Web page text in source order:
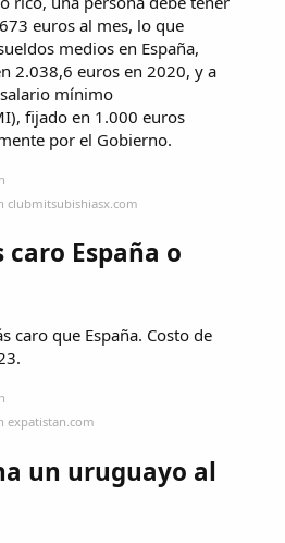
euros al mes, lo que
medios en España,
2.038,6 euros en 2020, y a
mínimo
fijado en 1.000 euros
por el Gobierno.
clubmitsubishiasx.com
caro España o
caro que España. Costo de
expatistan.com
un uruguayo al